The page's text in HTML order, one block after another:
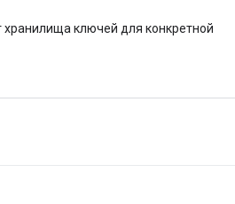
ключей для конкретной